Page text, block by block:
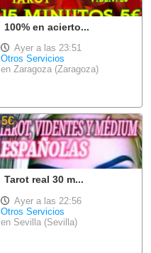
100% en acierto...
Ayer a las 23:51
Otros Servicios
en Zaragoza (Zaragoza)
5€
Tarot real 30 m...
Ayer a las 22:56
Otros Servicios
en Sevilla (Sevilla)